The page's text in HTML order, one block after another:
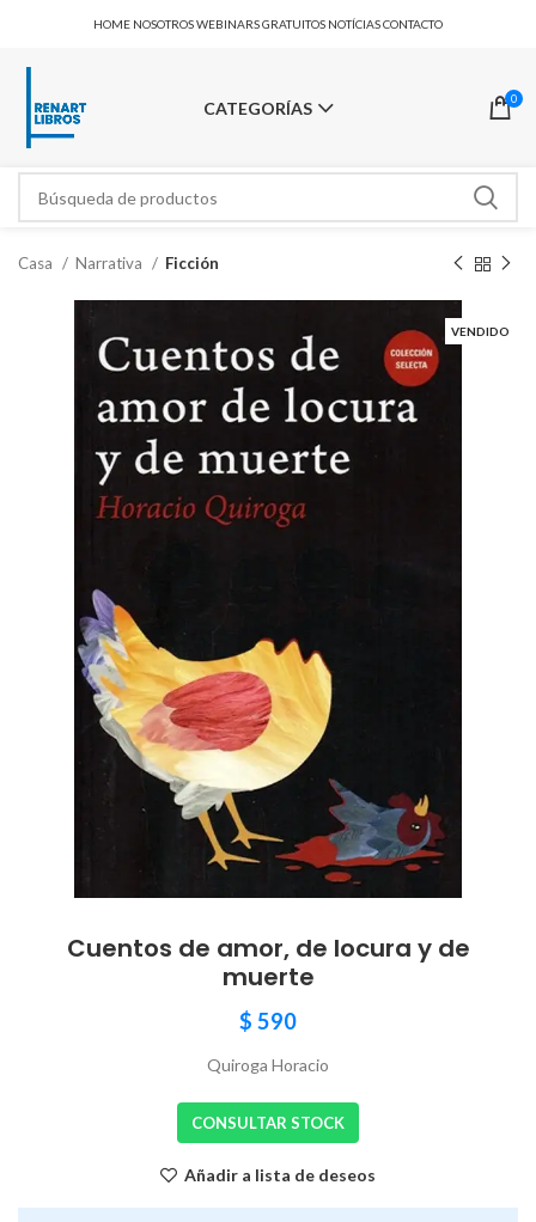
HOME NOSOTROSWEBINARS GRATUITOS NOTÍCIASCONTACTO
CATEGORÍAS 0
Casa Narrativa Ficción
VENDIDO
Cuentos de amor, de locura y de
muerte
$ 590
Quiroga Horacio
CONSULTAR STOCK
Añadir a lista de deseos